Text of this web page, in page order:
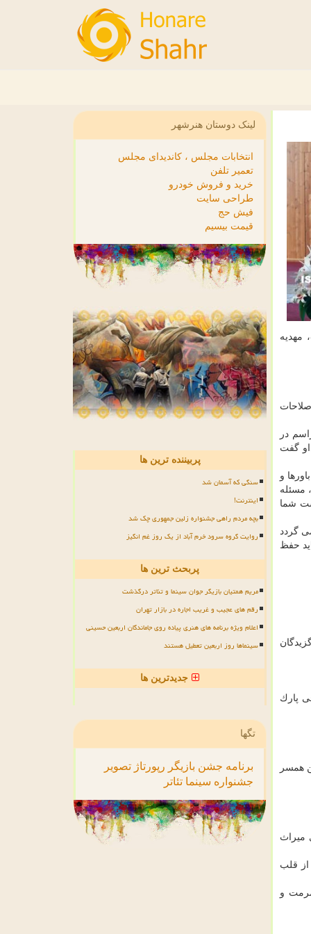
مهدیه
در
گفت
و
مسئله
شما
گردد
حفظ
پارك
همسر
میراث
قلب
و
لینک دوستان هنرشهر
انتخابات مجلس ، کاندیدای مجلس
تعمیر تلفن
خرید و فروش خودرو
طراحی سایت
فیش حج
قیمت بیسیم
پربیننده ترین ها
سنگی که آسمان شد
اینترنت!
بچه مردم راهی جشنواره زلین جمهوری چک شد
روایت گروه سرود خرم آباد از یک روز غم انگیز
پربحث ترین ها
مریم همتیان بازیگر جوان سینما و تئاتر درگذشت
رقم های عجیب و غریب اجاره در بازار تهران
اعلام ویژه برنامه های هنری پیاده روی جاماندگان اربعین حسینی
سینماها روز اربعین تعطیل هستند
جدیدترین ها
تگها
برنامه جشن بازیگر رپورتاژ تصویر
جشنواره سینما تئاتر